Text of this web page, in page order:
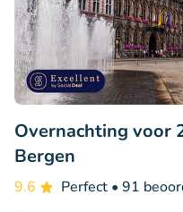
Overnachting voor
Bergen
9.6 Perfect • 91